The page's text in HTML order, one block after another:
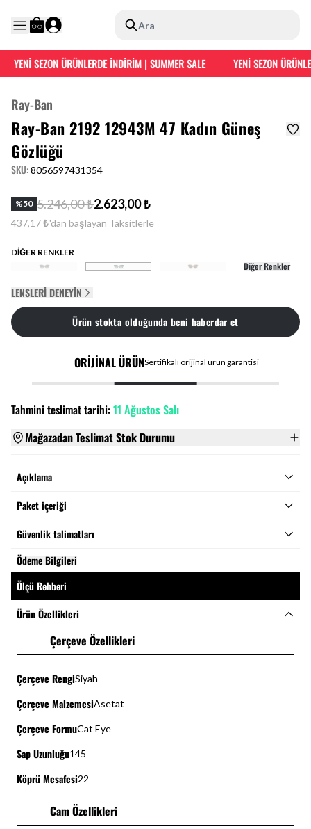
Ara
YENİ SEZON ÜRÜNLERDE İNDİRİM | SUMMER SALE YENİ SEZON
Ray-Ban
Ray-Ban 2192 12943M 47 Kadın Güneş
Gözlüğü
SKU:8056597431354
%50 5.246,00 ₺2.623,00 ₺
437,17 ₺'dan başlayan Taksitlerle
DİĞER RENKLER
Diğer Renkler
LENSLERI DENEYIN
Ürün stokta olduğunda beni haberdar et
ORİJİNAL ÜRÜNSertifikalı orijinal ürün garantisi
Tahmini teslimat tarihi:11 Ağustos Salı
Mağazadan Teslimat Stok Durumu
Açıklama
Paket içeriği
Güvenlik talimatları
Ödeme Bilgileri
Ölçü Rehberi
Ürün Özellikleri
Çerçeve Özellikleri
Çerçeve RengiSiyah
Çerçeve MalzemesiAsetat
Çerçeve FormuCat Eye
Sap Uzunluğu145
Köprü Mesafesi22
Cam Özellikleri